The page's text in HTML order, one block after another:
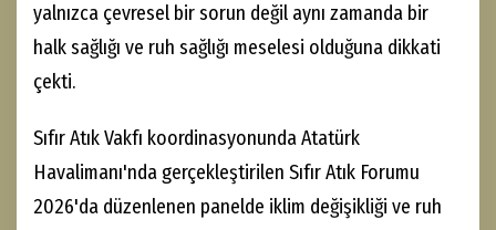
yalnızca çevresel bir sorun değil aynı zamanda bir
halk sağlığı ve ruh sağlığı meselesi olduğuna dikkati
çekti.
Sıfır Atık Vakfı koordinasyonunda Atatürk
Havalimanı'nda gerçekleştirilen Sıfır Atık Forumu
2026'da düzenlenen panelde iklim değişikliği ve ruh